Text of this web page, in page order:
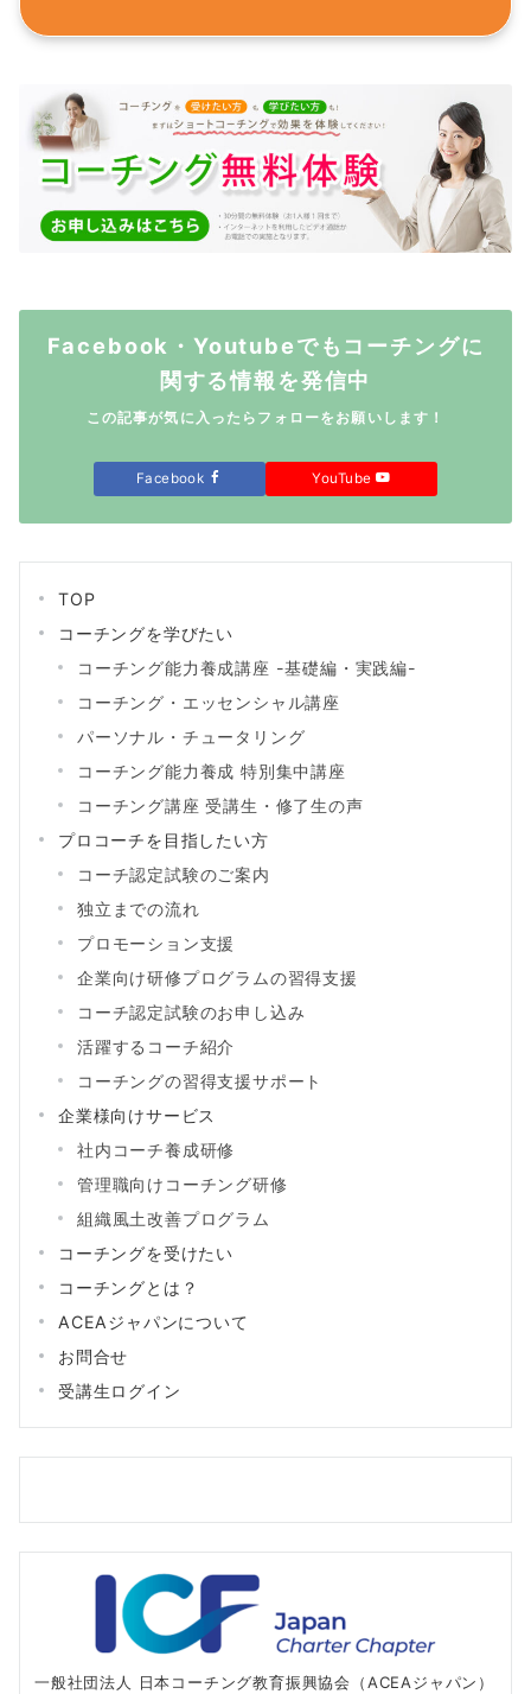
Facebook・Youtubeでもコーチングに
関する情報を発信中
この記事が気に入ったらフォローをお願いします！
Facebook YouTube
TOP
コーチングを学びたい
コーチング能力養成講座 -基礎編・実践編-
コーチング・エッセンシャル講座
パーソナル・チュータリング
コーチング能力養成 特別集中講座
コーチング講座 受講生・修了生の声
プロコーチを目指したい方
コーチ認定試験のご案内
独立までの流れ
プロモーション支援
企業向け研修プログラムの習得支援
コーチ認定試験のお申し込み
活躍するコーチ紹介
コーチングの習得支援サポート
企業様向けサービス
社内コーチ養成研修
管理職向けコーチング研修
組織風土改善プログラム
コーチングを受けたい
コーチングとは？
ACEAジャパンについて
お問合せ
受講生ログイン
一般社団法人 日本コーチング教育振興協会（ACEAジャパン）